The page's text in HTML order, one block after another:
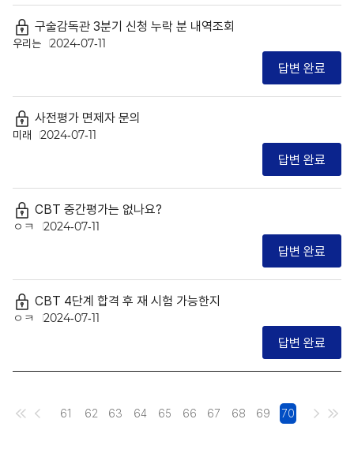
구술감독관 3분기 신청 누락 분 내역조회
우리는 2024-07-11
답변 완료
사전평가 면제자 문의
미래 2024-07-11
답변 완료
CBT 중간평가는 없나요?
ㅇㅋ 2024-07-11
답변 완료
CBT 4단계 합격 후 재 시험 가능한지
ㅇㅋ 2024-07-11
답변 완료
61 62 63 64 65 66 67 68 69 70